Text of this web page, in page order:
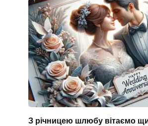
З річницею шлюбу вітаємо